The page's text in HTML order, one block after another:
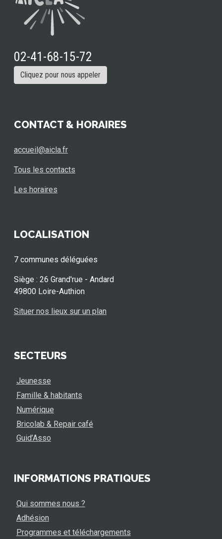
02-41-68-15-72
Cliquez pour nous appeler
CONTACT & HORAIRES
accueil@aicla.fr
Tous les contacts
Les horaires
LOCALISATION
7 communes déléguées
Siège : 26 Grand'rue - Andard
49800 Loire-Authion
Situer nos lieux sur un plan
SECTEURS
Jeunesse
Famille & habitants
Numérique
Bricolab & Repair café
Guid’Asso
INFORMATIONS PRATIQUES
Qui sommes nous ?
Adhésion
Programmes et téléchargements